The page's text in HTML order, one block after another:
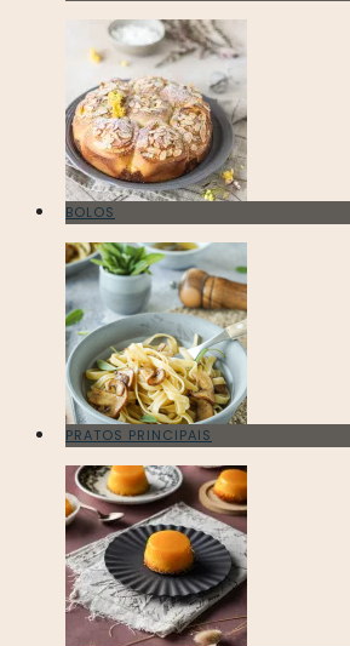
BOLOS
PRATOS PRINCIPAIS